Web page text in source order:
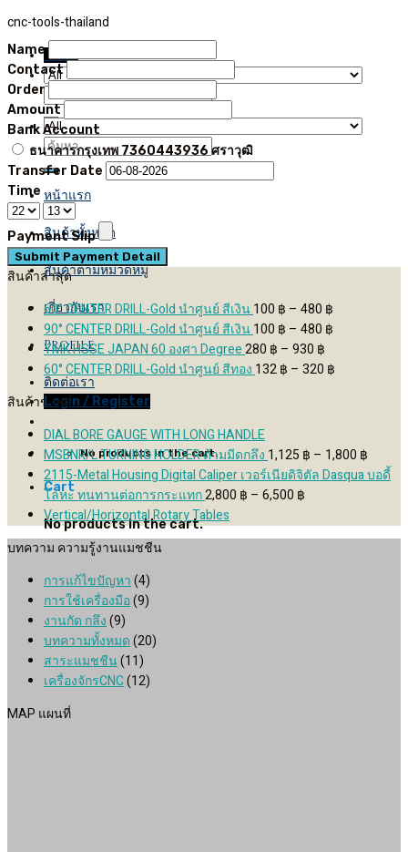
Skip
to
content
cnc-tools-thailand
Menu
for:
Search
for:
หน้าแรก
สินค้าทั้งหมด
สินค้าตามหมวดหมู่
เกี่ยวกับเรา
Profile
ติดต่อเรา
Login / Register
No products in the cart.
Cart
No products in the cart.
Name
Contact
Order
Amount
Bank Account
ธนาคารกรุงเทพ 7360443936 ศราวุฒิ
Transfer Date
Time
Payment Slip
สินค้าล่าสุด
60° CENTER DRILL-Gold นำศูนย์ สีเงิน100 ฿ – 480 ฿
through
90° CENTER DRILL-Gold นำศูนย์ สีเงิน100 ฿ – 480 ฿
100 ฿
YMK HSSE JAPAN 60 องศา Degree280 ฿ – 930 ฿
range:
60° CENTER DRILL-Gold นำศูนย์ สีทอง 132฿ – 320 ฿
320 ฿
สินค้าขายดี
DIAL BORE GAUGE WITH LONG HANDLE
MSBNR/L TURNING HOLDER ด้ามมีดกลึง 1,125 ฿ – 1,800 ฿
range:
1,800
2115-Metal Housing Digital Caliper เวอร์เนียดิจิตัล Dasqua บอดี้
โลหะ ทนทานต่อการกระแทก2,800 ฿ – 6,500 ฿
2,800 ฿
Vertical/Horizontal Rotary Tables
บทความ ความรู้งานแมชชีน
การแก้ไขปัญหา(4)
การใช้เครื่องมือ(9)
งานกัด กลึง(9)
บทความทั้งหมด(20)
สาระแมชชีน(11)
เครื่องจักรCNC(12)
MAP แผนที่